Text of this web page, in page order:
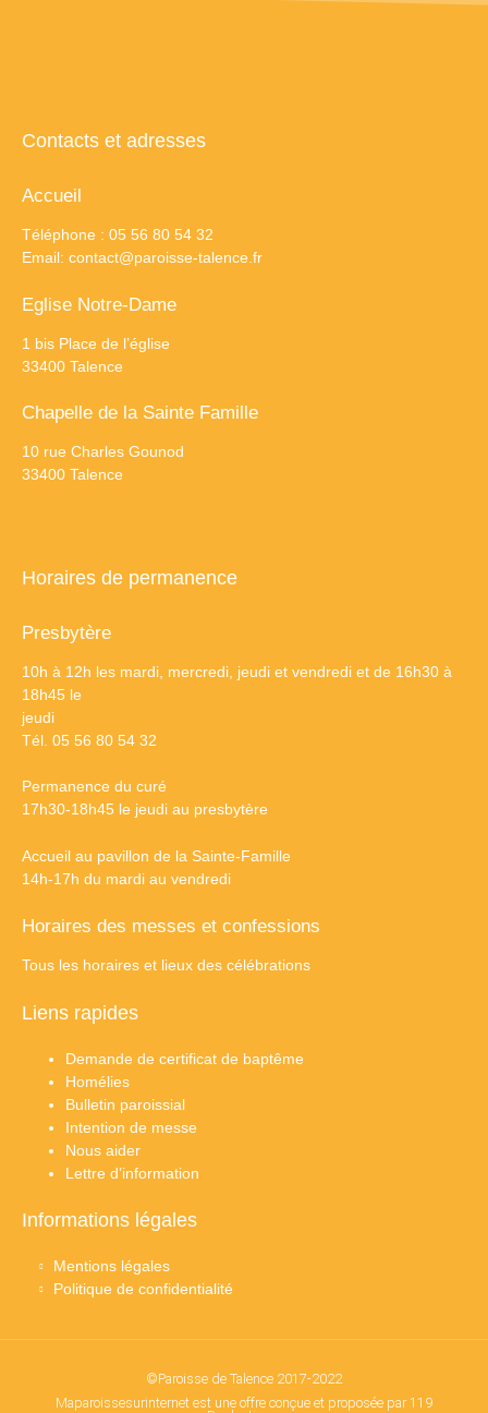
Contacts et adresses
Accueil
Téléphone : 05 56 80 54 32
Email: contact@paroisse-talence.fr
Eglise Notre-Dame
1 bis Place de l’église
33400 Talence
Chapelle de la Sainte Famille
10 rue Charles Gounod
33400 Talence
Horaires de permanence
Presbytère
10h à 12h les mardi, mercredi, jeudi et vendredi et de 16h30 à
18h45 le
jeudi
Tél. 05 56 80 54 32
Permanence du curé
17h30-18h45 le jeudi au presbytère
Accueil au pavillon de la Sainte-Famille
14h-17h du mardi au vendredi
Horaires des messes et confessions
Tous les horaires et lieux des célébrations
Liens rapides
Demande de certificat de baptême
Homélies
Bulletin paroissial
Intention de messe
Nous aider
Lettre d’information
Informations légales
Mentions légales
Politique de confidentialité
©Paroisse de Talence 2017-2022
Maparoissesurinternet est une offre conçue et proposée par 119